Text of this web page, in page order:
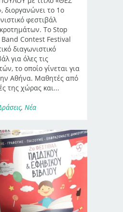
το 1ο
φεστιβάλ
Το Stop
Contest Festival
διαγωνιστικό
για όλες τις
το οποίο γίνεται για
Αθήνα. Μαθητές από
της χώρας και...
, Νέα